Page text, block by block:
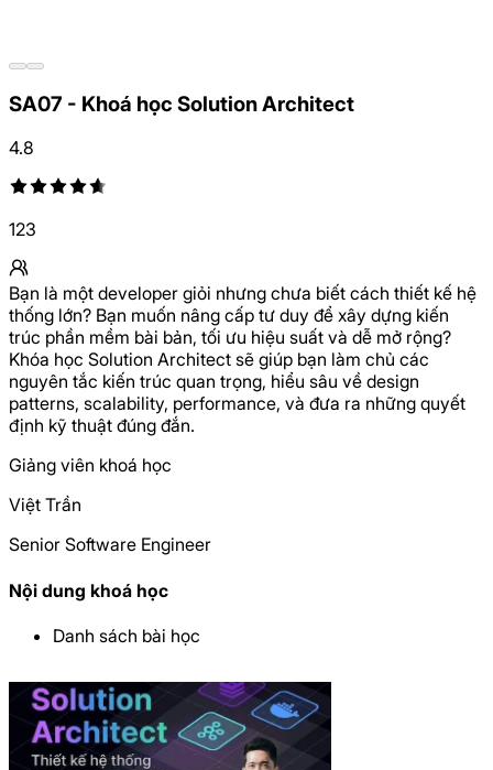
SA07 - Khoá học Solution Architect
4.8
123
Bạn là một developer giỏi nhưng chưa biết cách thiết kế hệ
thống lớn? Bạn muốn nâng cấp tư duy để xây dựng kiến
trúc phần mềm bài bản, tối ưu hiệu suất và dễ mở rộng?
Khóa học Solution Architect sẽ giúp bạn làm chủ các
nguyên tắc kiến trúc quan trọng, hiểu sâu về design
patterns, scalability, performance, và đưa ra những quyết
định kỹ thuật đúng đắn.
Giảng viên khoá học
Việt Trần
Senior Software Engineer
Nội dung khoá học
Danh sách bài học